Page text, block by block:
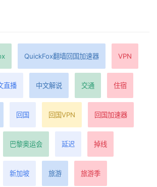
QuickFox翻墙回国加速器 VPN
直播 中文解说 交通 住宿
回国 回国VPN 回国加速器
巴黎奥运会 延迟 掉线
新加坡 旅游 旅游季